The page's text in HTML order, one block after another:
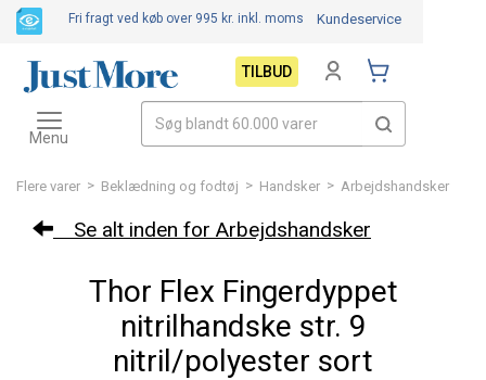
Flere varer > Beklædning og fodtøj > Handsker > Arbejdshandsker
Se alt inden for Arbejdshandsker
Thor Flex Fingerdyppet
nitrilhandske str. 9
nitril/polyester sort
Fri fragt ved køb over 995 kr. inkl. moms Kundeservice
TILBUD
Toggle
navigation
Menu